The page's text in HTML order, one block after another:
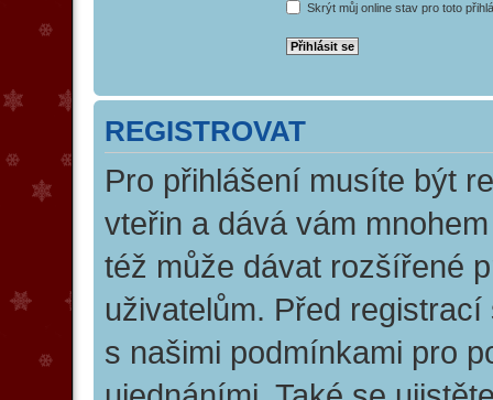
Skrýt můj online stav pro toto
REGISTROVAT
Pro přihlášení musíte být
vteřin a dává vám
též může dávat rozšířené
uživatelům. Před
s našimi podmínkami pro